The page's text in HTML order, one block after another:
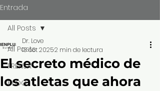
Entrada
All Posts
PRENSA
BLOG
All Posts
El secreto médico de
los atletas que ahora
Dr. Love
13 oct 20252 min de lectura